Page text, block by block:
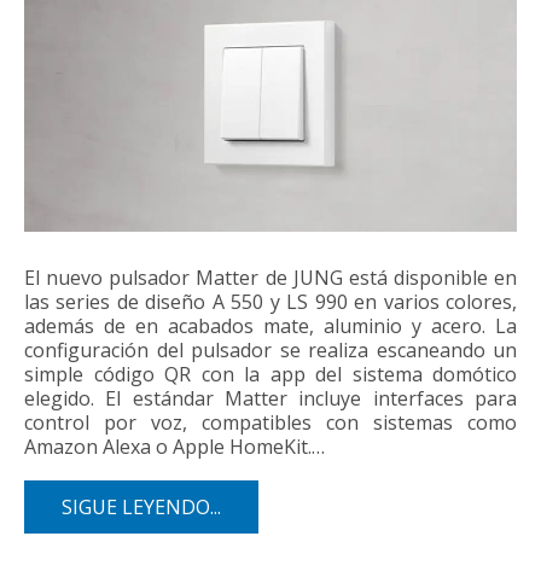
El nuevo pulsador Matter de JUNG está disponible en
las series de diseño A 550 y LS 990 en varios colores,
además de en acabados mate, aluminio y acero. La
configuración del pulsador se realiza escaneando un
simple código QR con la app del sistema domótico
elegido. El estándar Matter incluye interfaces para
control por voz, compatibles con sistemas como
Amazon Alexa o Apple HomeKit.…
SIGUE LEYENDO...